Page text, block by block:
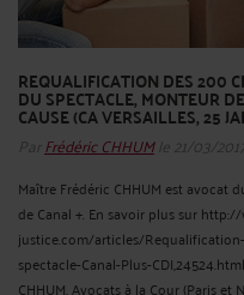
REQUALIFICATION DES 200
DU SPECTACLE, MONTEUR
CAUSE (CA VERSAILLES, 25
Par Frédéric CHHUMle 21/03/2017
Maître Frédéric CHHUM est avocat
de Canal +. En savoir plus sur
justice.com/articles/
spectacle-Canal-Plus-
CHHUM, Avocats à la Cour (Paris et